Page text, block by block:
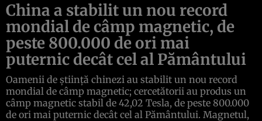
China a stabilit un nou record
mondial de câmp magnetic, de
peste 800.000 de ori mai
puternic decât cel al Pământului
Oamenii de știință chinezi au stabilit un nou record
mondial de câmp magnetic; cercetătorii au produs un
câmp magnetic stabil de 42,02 Tesla, de peste 800.000
de ori mai puternic decât cel al Pământului. Magnetul,